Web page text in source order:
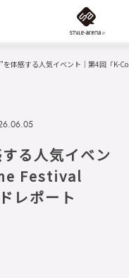
体感する人気イベント｜第4回「K-
る人気イベン
Festival
レポート